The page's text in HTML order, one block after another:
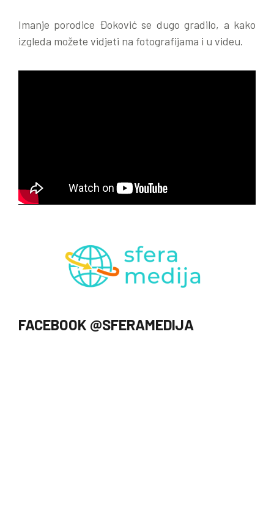
Imanje porodice Đoković se dugo gradilo, a kako
izgleda možete vidjeti na fotografijama i u videu.
FACEBOOK @SFERAMEDIJA